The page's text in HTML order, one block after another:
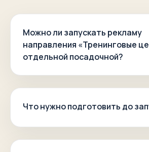
Можно ли запускать рекламу
направления «Тренинговые
отдельной посадочной?
Что нужно подготовить до